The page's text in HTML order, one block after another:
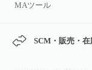
MAツール
SCM・販売・